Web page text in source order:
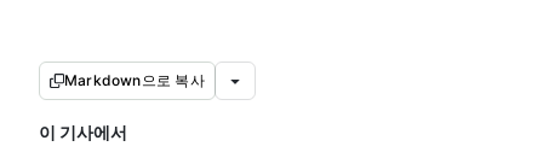
Markdown으로 복사
이 기사에서